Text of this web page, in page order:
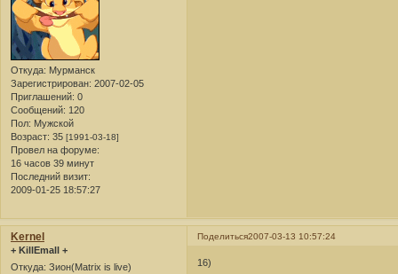
Откуда: Мурманск
Зарегистрирован: 2007-02-05
Приглашений: 0
Сообщений: 120
Пол: Мужской
Возраст: 35 [1991-03-18]
Провел на форуме:
16 часов 39 минут
Последний визит:
2009-01-25 18:57:27
Поделиться2007-03-13 10:57:24
Kernel
+ KillEmall +
Откуда: Зион(Matrix is live)
16)